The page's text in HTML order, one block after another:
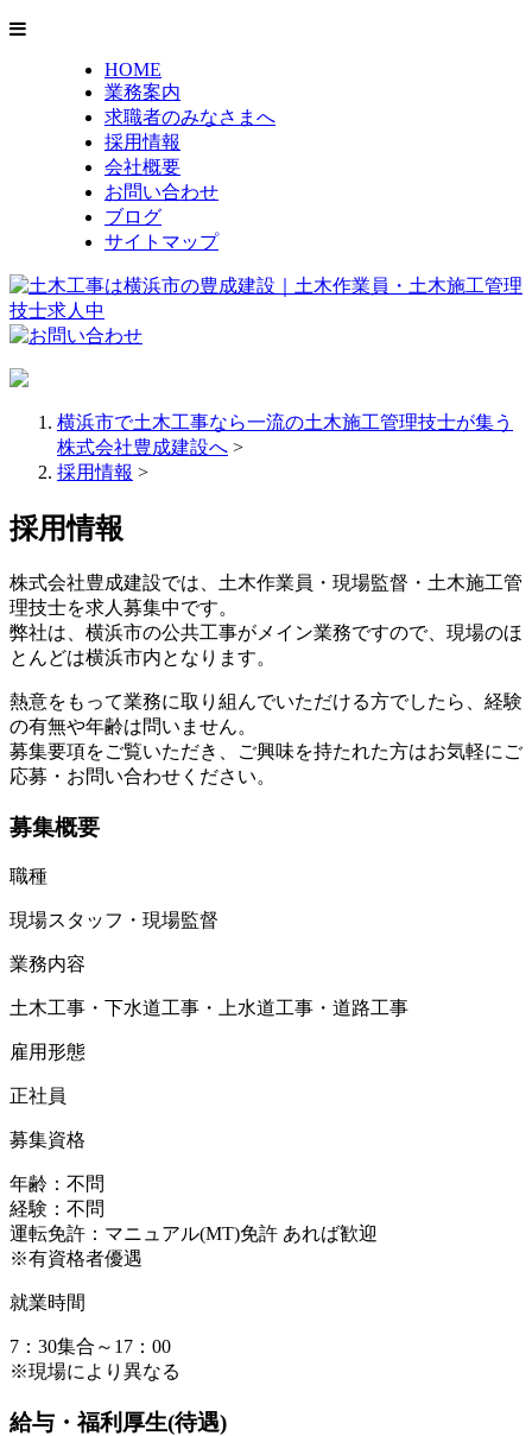
HOME
業務案内
求職者のみなさまへ
採用情報
会社概要
お問い合わせ
ブログ
サイトマップ
横浜市で土木工事なら一流の土木施工管理技士が集う
株式会社豊成建設へ >
採用情報 >
採用情報
株式会社豊成建設では、土木作業員・現場監督・土木施工管
理技士を求人募集中です。
弊社は、横浜市の公共工事がメイン業務ですので、現場のほ
とんどは横浜市内となります。
熱意をもって業務に取り組んでいただける方でしたら、経験
の有無や年齢は問いません。
募集要項をご覧いただき、ご興味を持たれた方はお気軽にご
応募・お問い合わせください。
募集概要
職種
現場スタッフ・現場監督
業務内容
土木工事・下水道工事・上水道工事・道路工事
雇用形態
正社員
募集資格
年齢：不問
経験：不問
運転免許：マニュアル(MT)免許 あれば歓迎
※有資格者優遇
就業時間
7：30集合～17：00
※現場により異なる
給与・福利厚生(待遇)